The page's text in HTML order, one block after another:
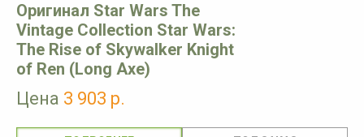
Оригинал Star Wars The
Vintage Collection Star Wars:
The Rise of Skywalker Knight
of Ren (Long Axe)
Цена 3 903 р.